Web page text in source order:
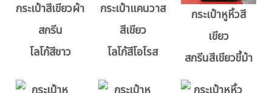
กระเป๋าสีเขียวผ้า
สกรีน
โลโก้สีขาว
กระเป๋าแคนวาส
สีเขียว
โลโก้สีโอโรส
กระเป๋าหูหิ้วสี
เขียว
สกรีนสีเขียวขี้ม้า